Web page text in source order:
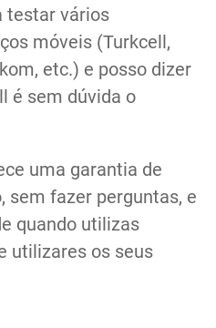
testar vários
móveis (Turkcell,
etc.) e posso dizer
é sem dúvida o
uma garantia de
sem fazer perguntas, e
quando utilizas
utilizares os seus